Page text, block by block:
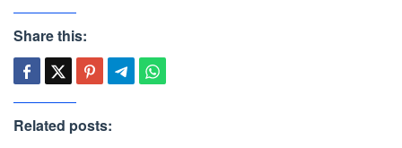
Share this:
Related posts: